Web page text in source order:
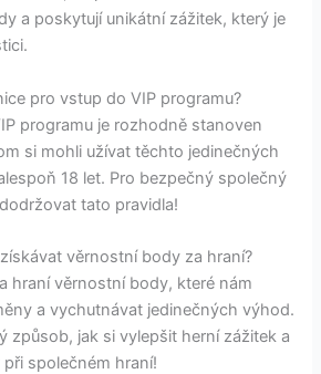
a poskytují unikátní zážitek, který je
pro vstup do VIP programu?
programu je rozhodně stanoven
si mohli užívat těchto jedinečných
18 let. Pro bezpečný společný
tato pravidla!
věrnostní body za hraní?
hraní věrnostní body, které nám
a vychutnávat jedinečných výhod.
způsob, jak si vylepšit herní zážitek a
společném hraní!